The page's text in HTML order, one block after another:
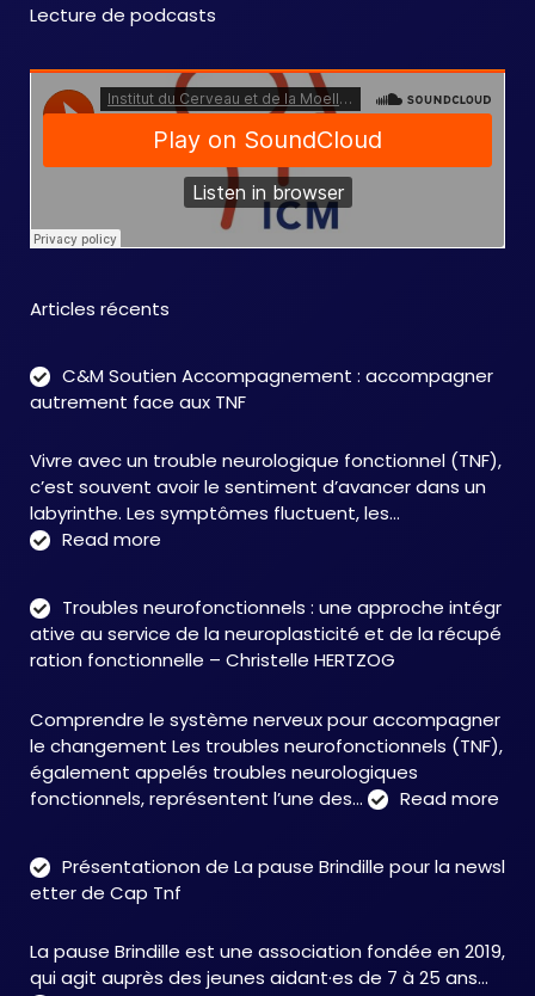
Lecture de podcasts
Articles récents
C&M Soutien Accompagnement : accompagner
autrement face aux TNF
Vivre avec un trouble neurologique fonctionnel (TNF),
c’est souvent avoir le sentiment d’avancer dans un
labyrinthe. Les symptômes fluctuent, les…
Read more
Accompagnement
:
accompagner
face
aux
TNF
Troubles neurofonctionnels : une approche intégr
ative au service de la neuroplasticité et de la récupé
ration fonctionnelle – Christelle HERTZOG
Comprendre le système nerveux pour accompagner
le changement Les troubles neurofonctionnels (TNF),
également appelés troubles neurologiques
fonctionnels, représentent l’une des…
Read more
:
Présentationon de La pause Brindille pour la newsl
etter de Cap Tnf
La pause Brindille est une association fondée en 2019,
qui agit auprès des jeunes aidant·es de 7 à 25 ans…